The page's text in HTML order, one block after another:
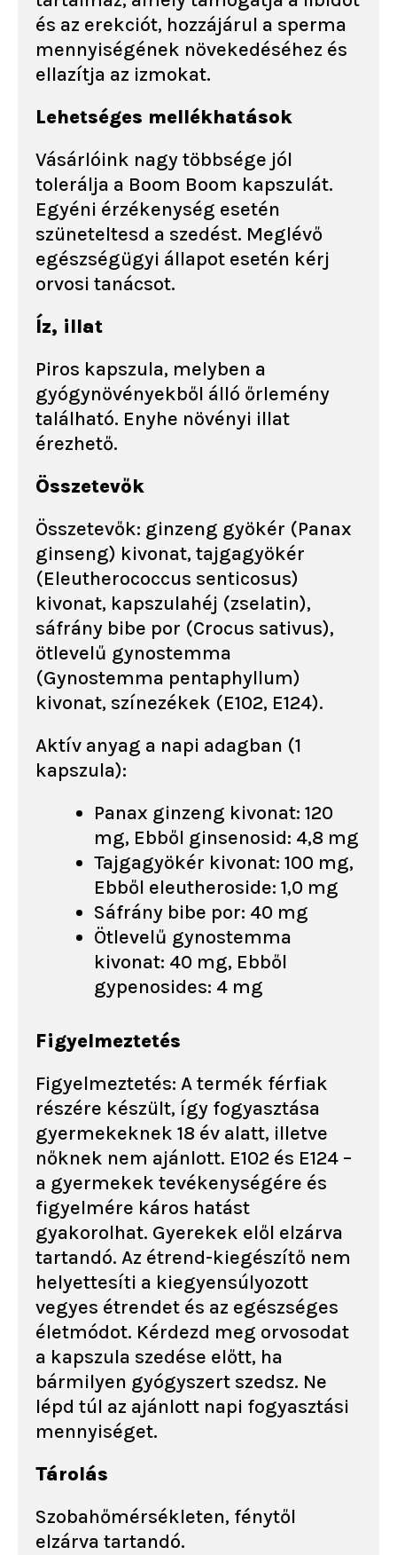
és az erekciót, hozzájárul a sperma
mennyiségének növekedéséhez és
ellazítja az izmokat.
Lehetséges mellékhatások
Vásárlóink nagy többsége jól
tolerálja a Boom Boom kapszulát.
Egyéni érzékenység esetén
szüneteltesd a szedést. Meglévő
egészségügyi állapot esetén kérj
orvosi tanácsot.
Íz, illat
Piros kapszula, melyben a
gyógynövényekből álló őrlemény
található. Enyhe növényi illat
érezhető.
Összetevők
Összetevők: ginzeng gyökér (Panax
ginseng) kivonat, tajgagyökér
(Eleutherococcus senticosus)
kivonat, kapszulahéj (zselatin),
sáfrány bibe por (Crocus sativus),
ötlevelű gynostemma
(Gynostemma pentaphyllum)
kivonat, színezékek (E102, E124).
Aktív anyag a napi adagban (1
kapszula):
Panax ginzeng kivonat: 120
mg, Ebből ginsenosid: 4,8 mg
Tajgagyökér kivonat: 100 mg,
Ebből eleutheroside: 1,0 mg
Sáfrány bibe por: 40 mg
Ötlevelű gynostemma
kivonat: 40 mg, Ebből
gypenosides: 4 mg
Figyelmeztetés
Figyelmeztetés: A termék férfiak
részére készült, így fogyasztása
gyermekeknek 18 év alatt, illetve
nőknek nem ajánlott. E102 és E124 –
a gyermekek tevékenységére és
figyelmére káros hatást
gyakorolhat. Gyerekek elől elzárva
tartandó. Az étrend-kiegészítő nem
helyettesíti a kiegyensúlyozott
vegyes étrendet és az egészséges
életmódot. Kérdezd meg orvosodat
a kapszula szedése előtt, ha
bármilyen gyógyszert szedsz. Ne
lépd túl az ajánlott napi fogyasztási
mennyiséget.
Tárolás
Szobahőmérsékleten, fénytől
elzárva tartandó.